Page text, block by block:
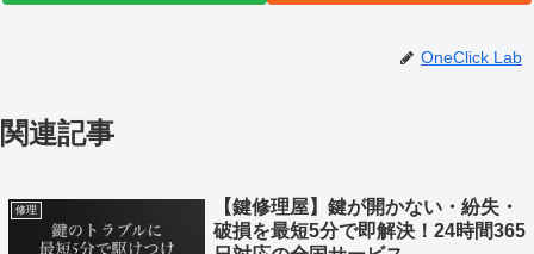
OneClick Lab
関連記事
修理
【鍵修理屋】鍵が開かない・紛失・
破損を最短5分で即解決！24時間365